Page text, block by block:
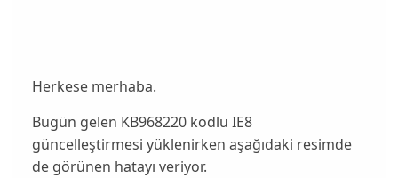
Herkese merhaba.
Bugün gelen KB968220 kodlu IE8
güncelleştirmesi yüklenirken aşağıdaki resimde
de görünen hatayı veriyor.